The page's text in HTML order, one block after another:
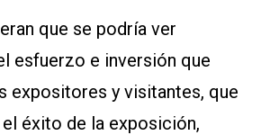
que se podría ver
esfuerzo e inversión que
expositores y visitantes, que
éxito de la exposición,